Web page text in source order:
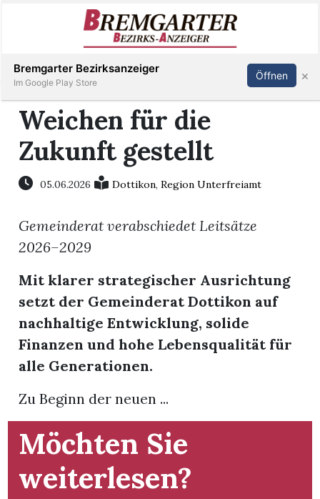
Immobilien
Veranstaltungen
Stellen
Paper
Newsletter
Bremgarten
Inserieren Abonnieren Anmelden
Weichen für die
Zukunft gestellt
05.06.2026 Dottikon,Region Unterfreiamt
Gemeinderat verabschiedet Leitsätze
2026–2029
Mit klarer strategischer Ausrichtung
setzt der Gemeinderat Dottikon auf
nachhaltige Entwicklung, solide
Finanzen und hohe Lebensqualität für
alle Generationen.
Zu Beginn der neuen ...
Möchten Sie
weiterlesen?
Bremgarter Bezirksanzeiger
Im Google Play Store
Öffnen ×